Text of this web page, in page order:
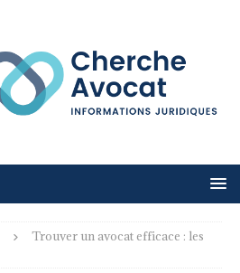
Trouver un avocat efficace : les